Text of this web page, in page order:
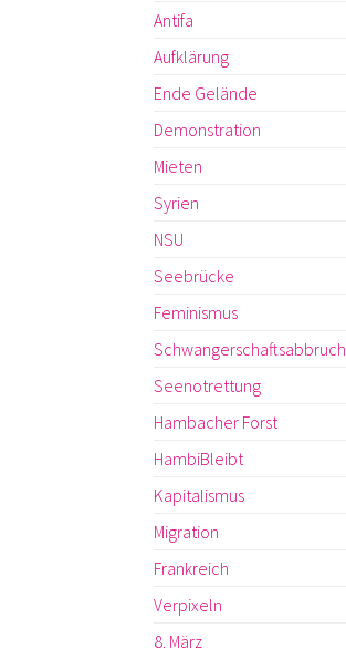
Antifa
Aufklärung
Ende Gelände
Demonstration
Mieten
Syrien
NSU
Seebrücke
Feminismus
Schwangerschaftsabbruch
Seenotrettung
Hambacher Forst
HambiBleibt
Kapitalismus
Migration
Frankreich
Verpixeln
8. März